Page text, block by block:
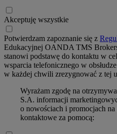
Akceptuję wszystkie
Potwierdzam zapoznanie się z
Edukacyjnej OANDA TMS
stanowi podstawę do kontaktu w
wsparcia telefonicznego w
w każdej chwili zrezygnować z tej
Wyrażam zgodę na
S.A. informacji
o nowościach i promocjach na
kontaktowe za pomocą: